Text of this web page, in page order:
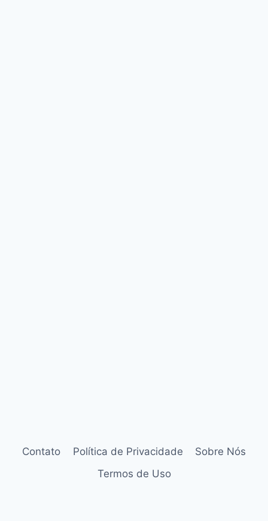
Contato Política de Privacidade
Sobre Nós
Termos de Uso